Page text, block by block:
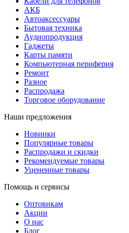
АКБ
Автоаксессуары
Бытовая техника
Аудиопродукция
Гаджеты
Карты памяти
Компьютерная периферия
Ремонт
Разное
Распродажа
Торговое оборудование
Наши предложения
Новинки
Популярные товары
Распродажи и скидки
Рекомендуемые товары
Уцененные товары
Помощь и сервисы
Оптовикам
Акции
О нас
Блог